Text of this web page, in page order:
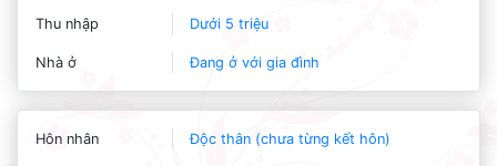
Thu nhập Dưới 5 triệu
Nhà ở Đang ở với gia đình
Hôn nhân Độc thân (chưa từng kết hôn)